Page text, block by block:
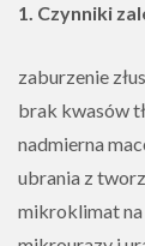
1. Czynniki
zaburzenie
brak kwasów
nadmierna
ubrania z
mikroklimat